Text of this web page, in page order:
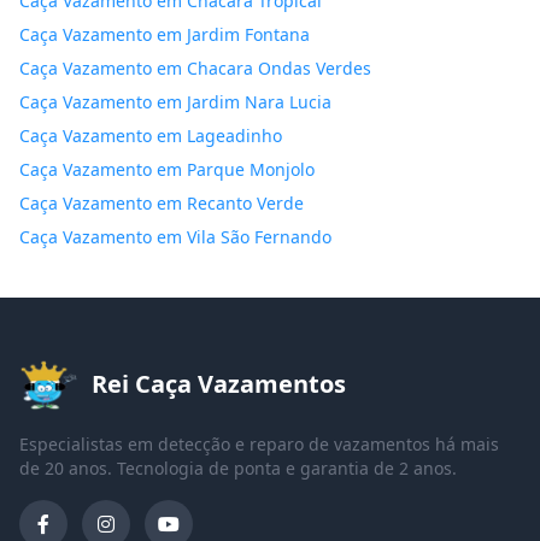
Caça Vazamento em Jardim Fontana
Caça Vazamento em Chacara Ondas Verdes
Caça Vazamento em Jardim Nara Lucia
Caça Vazamento em Lageadinho
Caça Vazamento em Parque Monjolo
Caça Vazamento em Recanto Verde
Caça Vazamento em Vila São Fernando
Rei Caça Vazamentos
Especialistas em detecção e reparo de vazamentos há mais
de 20 anos. Tecnologia de ponta e garantia de 2 anos.